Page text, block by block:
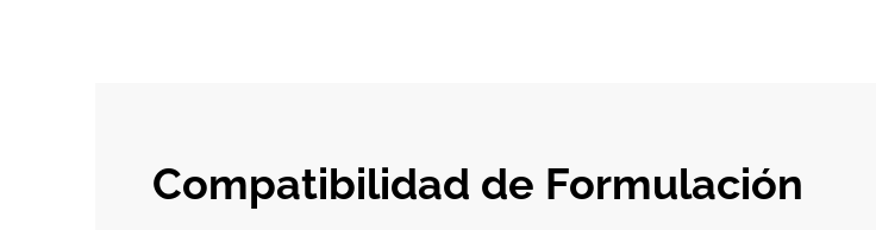
Compatibilidad de Formulación